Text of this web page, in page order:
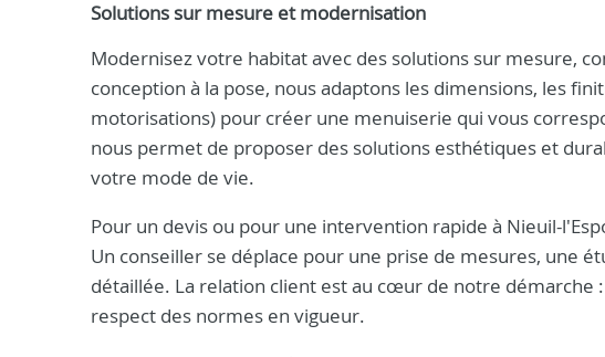
Solutions sur mesure et modernisation
Modernisez votre habitat avec des solutions sur mesure,
conception à la pose, nous adaptons les dimensions, les
motorisations) pour créer une menuiserie qui vous
nous permet de proposer des solutions esthétiques et
votre mode de vie.
Pour un devis ou pour une intervention rapide à Nieuil-
Un conseiller se déplace pour une prise de mesures, une
détaillée. La relation client est au cœur de notre démarche
respect des normes en vigueur.